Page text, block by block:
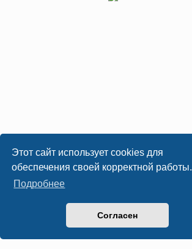
Этот сайт использует cookies для
обеспечения своей корректной работы.
Подробнее
Согласен